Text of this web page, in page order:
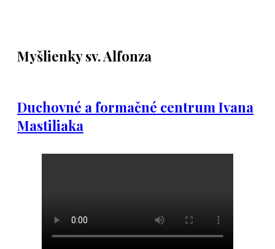
Myšlienky sv. Alfonza
Duchovné a formačné centrum Ivana
Mastiliaka